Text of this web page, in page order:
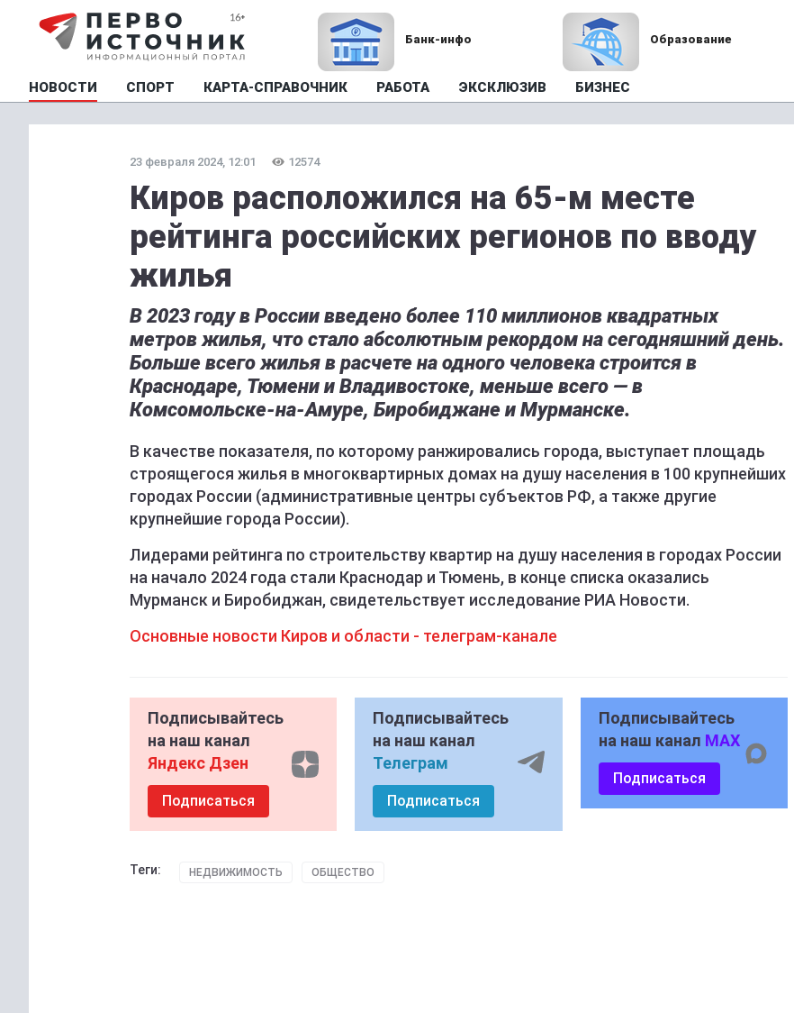
Банк-инфо Образование
НОВОСТИ СПОРТ КАРТА-СПРАВОЧНИК РАБОТА ЭКСКЛЮЗИВ БИЗНЕС
23 февраля 2024, 12:01 12574
Киров расположился на 65-м месте
рейтинга российских регионов по вводу
жилья
В 2023 году в России введено более 110 миллионов квадратных
метров жилья, что стало абсолютным рекордом на сегодняшний день.
Больше всего жилья в расчете на одного человека строится в
Краснодаре, Тюмени и Владивостоке, меньше всего — в
Комсомольске-на-Амуре, Биробиджане и Мурманске.
В качестве показателя, по которому ранжировались города, выступает площадь
строящегося жилья в многоквартирных домах на душу населения в 100 крупнейших
городах России (административные центры субъектов РФ, а также другие
крупнейшие города России).
Лидерами рейтинга по строительству квартир на душу населения в городах России
на начало 2024 года стали Краснодар и Тюмень, в конце списка оказались
Мурманск и Биробиджан, свидетельствует исследование РИА Новости.
Основные новости Киров и области - телеграм-канале
Подписывайтесь
на наш канал
Яндекс Дзен
Подписаться
Подписывайтесь
на наш канал
Телеграм
Подписаться
Подписывайтесь
на наш канал MAX
Подписаться
Теги: НЕДВИЖИМОСТЬ ОБЩЕСТВО